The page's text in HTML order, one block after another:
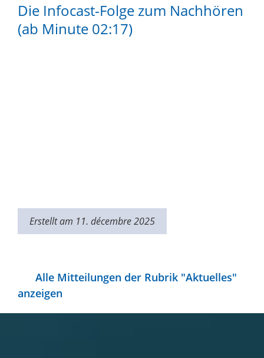
Die Infocast-Folge zum Nachhören
(ab Minute 02:17)
Erstellt am 11. décembre 2025
Alle Mitteilungen der Rubrik "Aktuelles"
anzeigen